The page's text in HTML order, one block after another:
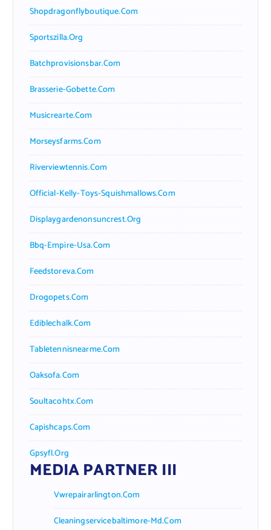
Shopdragonflyboutique.com
Sportszilla.org
Batchprovisionsbar.com
Brasserie-Gobette.com
Musicrearte.com
Morseysfarms.com
Riverviewtennis.com
Official-Kelly-Toys-Squishmallows.com
Displaygardenonsuncrest.org
Bbq-Empire-Usa.com
Feedstoreva.com
Drogopets.com
Ediblechalk.com
Tabletennisnearme.com
Oaksofa.com
Soultacohtx.com
Capishcaps.com
Gpsyfl.org
MEDIA PARTNER III
Vwrepairarlington.com
Cleaningservicebaltimore-Md.com